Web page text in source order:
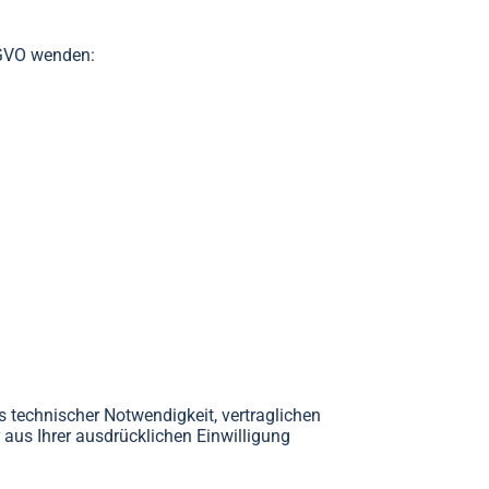
wenden:
Notwendigkeit, vertraglichen
Ihrer ausdrücklichen Einwilligung